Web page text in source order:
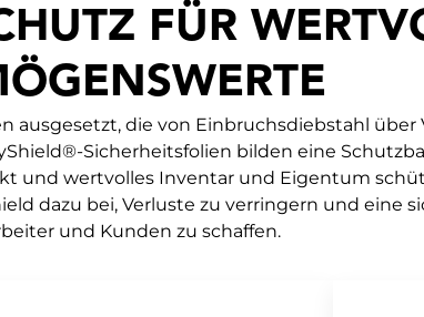
FÜR
die von Einbruchsdiebstahl über
Sicherheitsfolien bilden eine
und wertvolles Inventar und Eigentum
dazu bei, Verluste zu verringern und eine
und Kunden zu schaffen.